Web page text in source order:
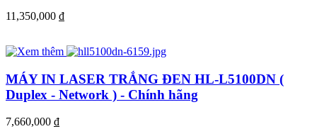
11,350,000 đ
MÁY IN LASER TRẮNG ĐEN HL-L5100DN (
Duplex - Network ) - Chính hãng
7,660,000 đ